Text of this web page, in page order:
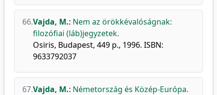
66.Vajda, M.: Nem az örökkévalóságnak:
filozófiai (láb)jegyzetek.
Osiris, Budapest, 449 p., 1996. ISBN:
9633792037
67.Vajda, M.: Németország és Közép-Európa.